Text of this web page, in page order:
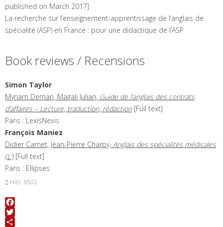
published on March 2017]
La recherche sur l’enseignement-apprentissage de l’anglais de
spécialité (ASP) en France : pour une didactique de l’ASP
Book reviews / Recensions
Simon Taylor
Myriam Deman, Magali Julian, Guide de l’anglais des contrats
d’affaires – Lecture, traduction, rédaction [Full text]
Paris : LexisNexis
François Maniez
Didier Carnet, Jean-Pierre Charpy, Anglais des spécialités médicales
(L’) [Full text]
Paris : Ellipses
Hits: 6502
Facebook
Twitter